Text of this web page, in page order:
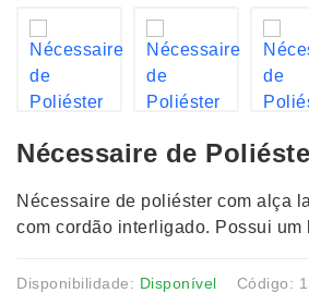
Nécessaire de
Nécessaire de poliéster com alça
com cordão interligado. Possui um
Disponibilidade: Disponível Código: